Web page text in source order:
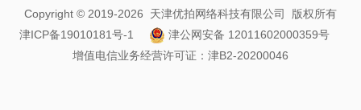
Copyright © 2019-2026 天津优拍网络科技有限公司 版权所有
津ICP备19010181号-1
津公网安备 12011602000359号
增值电信业务经营许可证：津B2-20200046